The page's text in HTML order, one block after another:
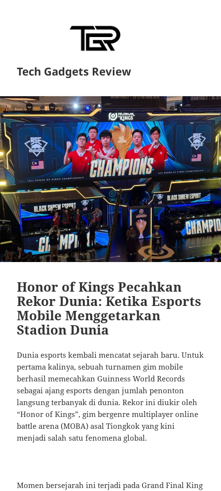
Tech Gadgets Review
Honor of Kings Pecahkan
Rekor Dunia: Ketika Esports
Mobile Menggetarkan
Stadion Dunia
Dunia esports kembali mencatat sejarah baru. Untuk
pertama kalinya, sebuah turnamen gim mobile
berhasil memecahkan Guinness World Records
sebagai ajang esports dengan jumlah penonton
langsung terbanyak di dunia. Rekor ini diukir oleh
“Honor of Kings”, gim bergenre multiplayer online
battle arena (MOBA) asal Tiongkok yang kini
menjadi salah satu fenomena global.
Momen bersejarah ini terjadi pada Grand Final King